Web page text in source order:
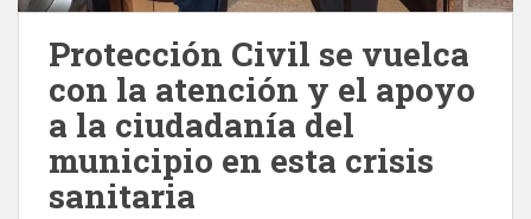
Protección Civil se vuelca
con la atención y el apoyo
a la ciudadanía del
municipio en esta crisis
sanitaria